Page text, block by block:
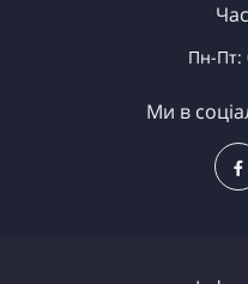
Пн-Пт:
Ми в